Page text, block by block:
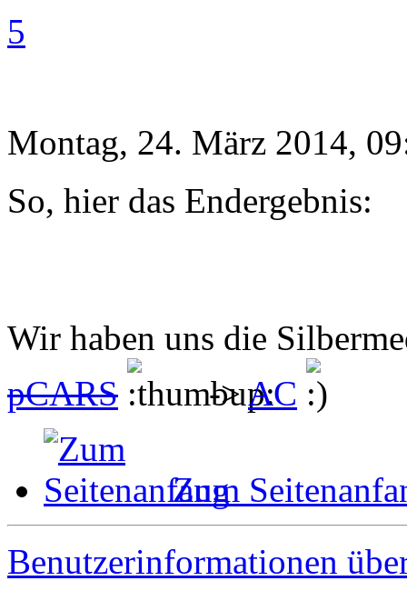
5
Montag, 24. März 2014,
So, hier das Endergebnis:
Wir haben uns die
pCARS
->AC
Zum
Benutzerinformationen